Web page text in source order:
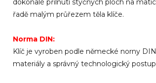
dokonalé přilnutí styčných ploch na
řadě malým průřezem těla klíče.
Norma DIN:
Klíč je vyroben podle německé norny
materiály a správný technologický